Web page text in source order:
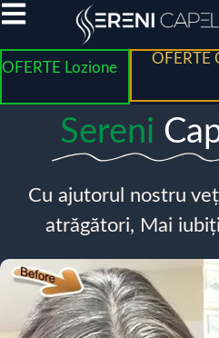
OFERTE Lozione
OFERTE
Sereni
Cu ajutorul nostru
atrăgători, Mai